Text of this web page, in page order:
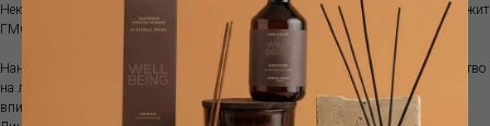
Некомедогенный - Не содержит красителей - Не содержит парабенов - Не содержит
ГМО.
Наносите крем для лица утром и/или вечером. Нанесите достаточное количество
на лицо и шею, избегая области вокруг глаз. Массировать до полного
впитывания.